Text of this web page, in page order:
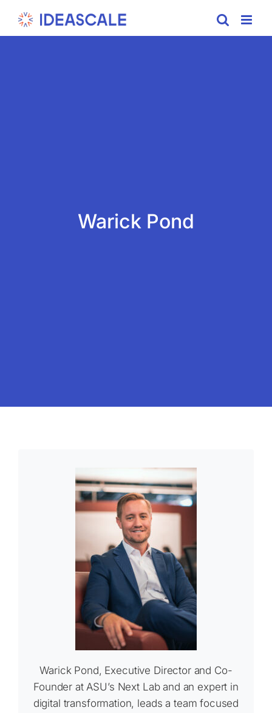
Warick Pond
Warick Pond, Executive Director and Co-
Founder at ASU’s Next Lab and an expert in
digital transformation, leads a team focused